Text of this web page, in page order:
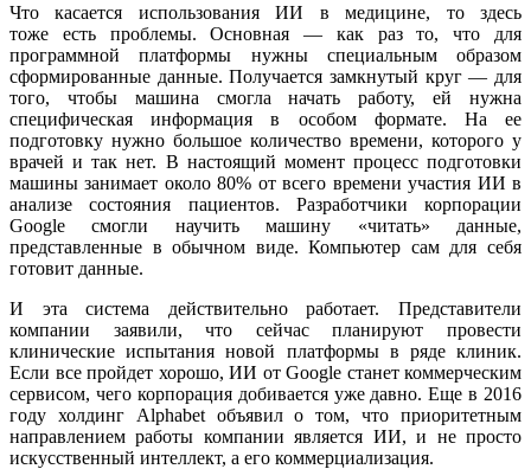
Что касается использования ИИ в медицине, то здесь
тоже есть проблемы. Основная — как раз то, что для
программной платформы нужны специальным образом
сформированные данные. Получается замкнутый круг — для
того, чтобы машина смогла начать работу, ей нужна
специфическая информация в особом формате. На ее
подготовку нужно большое количество времени, которого у
врачей и так нет. В настоящий момент процесс подготовки
машины занимает около 80% от всего времени участия ИИ в
анализе состояния пациентов. Разработчики корпорации
Google смогли научить машину «читать» данные,
представленные в обычном виде. Компьютер сам для себя
готовит данные.
И эта система действительно работает. Представители
компании заявили, что сейчас планируют провести
клинические испытания новой платформы в ряде клиник.
Если все пройдет хорошо, ИИ от Google станет коммерческим
сервисом, чего корпорация добивается уже давно. Еще в 2016
году холдинг Alphabet объявил о том, что приоритетным
направлением работы компании является ИИ, и не просто
искусственный интеллект, а его коммерциализация.